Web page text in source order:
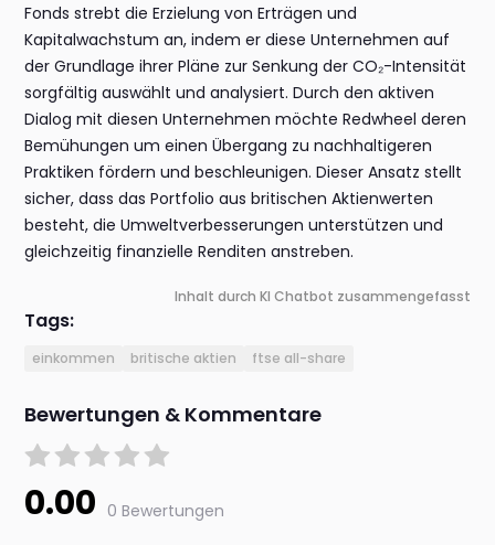
Fonds strebt die Erzielung von Erträgen und
Kapitalwachstum an, indem er diese Unternehmen auf
der Grundlage ihrer Pläne zur Senkung der CO₂-Intensität
sorgfältig auswählt und analysiert. Durch den aktiven
Dialog mit diesen Unternehmen möchte Redwheel deren
Bemühungen um einen Übergang zu nachhaltigeren
Praktiken fördern und beschleunigen. Dieser Ansatz stellt
sicher, dass das Portfolio aus britischen Aktienwerten
besteht, die Umweltverbesserungen unterstützen und
gleichzeitig finanzielle Renditen anstreben.
Inhalt durch KI Chatbot zusammengefasst
Tags:
einkommen britische aktien ftse all-share
Bewertungen & Kommentare
0.00 0 Bewertungen